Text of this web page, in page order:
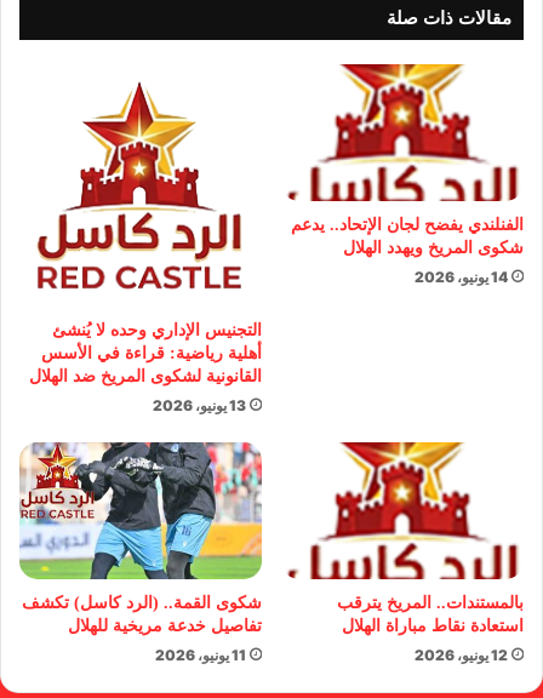
مقالات ذات صلة
الفنلندي يفضح لجان الإتحاد.. يدعم
شكوى المريخ ويهدد الهلال
14 يونيو، 2026
التجنيس الإداري وحده لا يُنشئ
أهلية رياضية: قراءة في الأسس
القانونية لشكوى المريخ ضد الهلال
13 يونيو، 2026
بالمستندات.. المريخ يترقب
استعادة نقاط مباراة الهلال
12 يونيو، 2026
شكوى القمة.. (الرد كاسل) تكشف
تفاصيل خدعة مريخية للهلال
11 يونيو، 2026